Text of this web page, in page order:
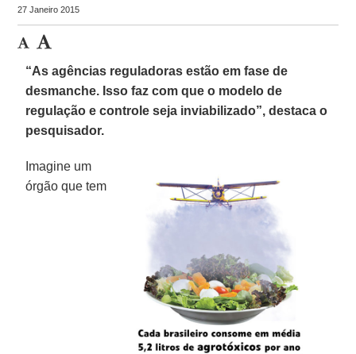
27 Janeiro 2015
“As agências reguladoras estão em fase de
desmanche. Isso faz com que o modelo de
regulação e controle seja inviabilizado”, destaca o
pesquisador.
Imagine um
órgão que tem